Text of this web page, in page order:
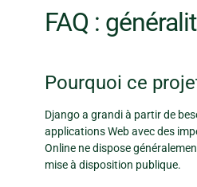
FAQ :
Pourquoi ce
Django a grandi à partir de
applications Web avec des
Online ne dispose
mise à disposition publique.